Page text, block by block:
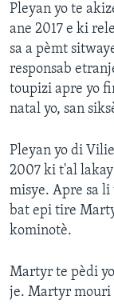
Pleyan yo te
ane 2017 e ki
sa a pèmt
responsab
toupizi apre yo
natal yo, san
Pleyan yo di
2007 ki t'al
misye. Apre sa
bat epi tire
kominotè.
Martyr te pèdi
je. Martyr mouri